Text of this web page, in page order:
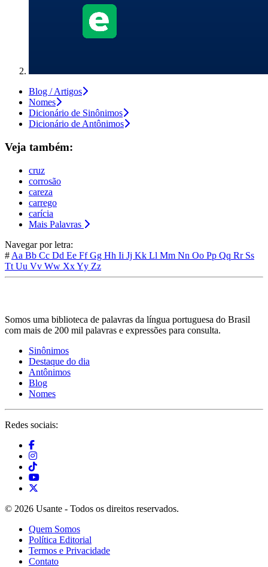
Blog / Artigos
Nomes
Dicionário de Sinônimos
Dicionário de Antônimos
Veja também:
cruz
corrosão
careza
carrego
carícia
Mais Palavras
Navegar por letra:
# Aa Bb Cc Dd Ee FfGg Hh Ii Jj Kk Ll Mm Nn Oo Pp Qq Rr Ss
Tt Uu Vv Ww XxYy Zz
Somos uma biblioteca de palavras da língua portuguesa do Brasil
com mais de 200 mil palavras e expressões para consulta.
Sinônimos
Destaque do dia
Antônimos
Blog
Nomes
Redes sociais:
© 2026 Usante - Todos os direitos reservados.
Quem Somos
Política Editorial
Termos e Privacidade
Contato